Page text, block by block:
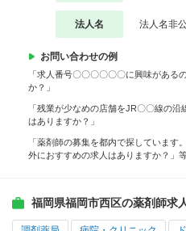
法人名 法人名非
お問い合わせの例
「求人番号〇〇〇〇〇〇に興味がある
か？」
「残業が少なめの店舗をJR〇〇線の
はありますか？」
「薬剤師の募集を都内で探しています
外におすすめの求人はありますか？」
福岡県福岡市西区の薬剤師求